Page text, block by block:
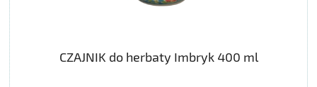
CZAJNIK do herbaty Imbryk 400 ml